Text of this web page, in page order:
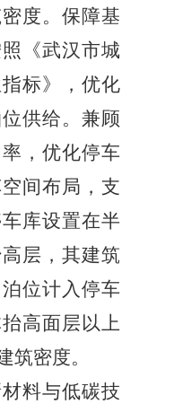
度。保障基
《武汉市城
标》，优化
供给。兼顾
，优化停车
间布局，支
库设置在半
层，其建筑
位计入停车
高面层以上
筑密度。
料与低碳技